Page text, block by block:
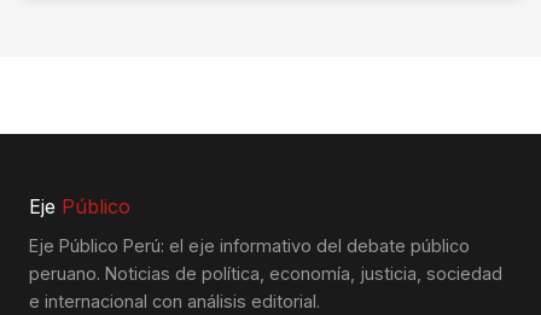
Eje Público
Eje Público Perú: el eje informativo del debate público
peruano. Noticias de política, economía, justicia, sociedad
e internacional con análisis editorial.